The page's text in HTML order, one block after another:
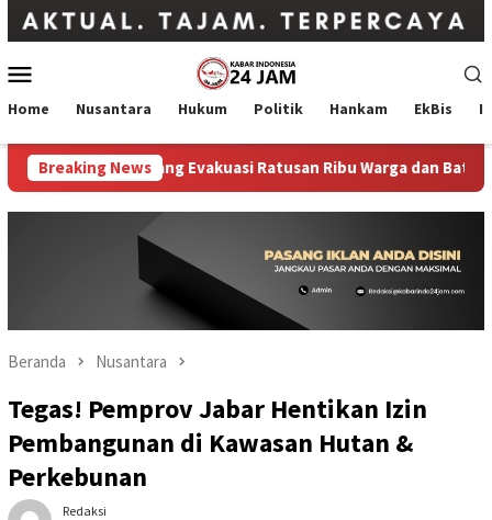
Loncat
Mobile
Home Nusantara Hukum Politik Hankam EkBis
Breaking News
Okinawa, Jepang Evakuasi Ratusan Ribu Warga dan Batalkan
Beranda Nusantara
Tegas! Pemprov Jabar Hentikan Izin
Pembangunan di Kawasan Hutan &
Perkebunan
Redaksi